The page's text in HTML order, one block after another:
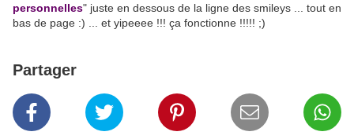
personnelles" juste en dessous de la ligne des smileys ... tout en
bas de page :) ... et yipeeee !!! ça fonctionne !!!!! ;)
Partager